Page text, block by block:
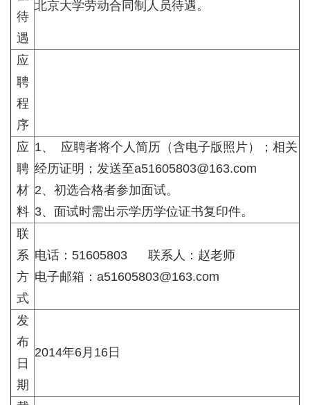
待
遇
北京大学劳动合同制人员待遇。
应
聘
程
序
应
聘
材
料
1、 应聘者将个人简历（含电子版照片）；相关
经历证明； 发送至a51605803@163.com
2、初选合格者参加面试。
3、面试时需出示学历学位证书复印件。
联
系
方
式
电话：51605803 联系人：赵老师
电子邮箱：a51605803@163.com
发
布
日
期
2014年6月16日